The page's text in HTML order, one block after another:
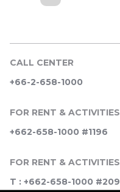
CALL CENTER
+66-2-658-1000
FOR RENT & ACTIVITIES
+662-658-1000 #1196
FOR RENT & ACTIVITIES
T : +662-658-1000 #209